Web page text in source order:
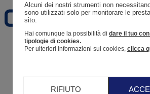
Neonati3 - 12 mesi
Alcuni dei nostri strumenti non
sono utilizzati solo per monitorare le
sito.
Hai comunque la possibilità didare il tuo
tipologie di cookies.
Per ulteriori informazioni sui cookies,clicca
RIFIUTO